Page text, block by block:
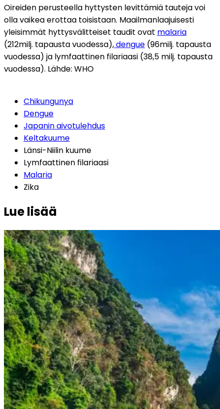
Oireiden perusteella hyttysten levittämiä tauteja voi
olla vaikea erottaa toisistaan. Maailmanlaajuisesti
yleisimmät hyttysvälitteiset taudit ovat malaria
(212milj. tapausta vuodessa), dengue (96milj. tapausta
vuodessa) ja lymfaattinen filariaasi (38,5 milj. tapausta
vuodessa). Lähde: WHO
Chikungunya
Dengue
Japanin aivotulehdus
Keltakuume
Länsi-Niilin kuume
Lymfaattinen filariaasi
Malaria
Zika
Lue lisää